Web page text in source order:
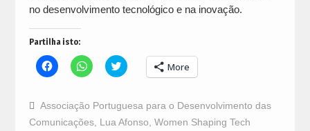
no desenvolvimento tecnológico e na inovação.
Partilha isto:
Click
to
Facebook
(Opens
in
new
Click
to
WhatsApp
(Opens
in
new
Click
to
(Opens
in
new
More
Associação Portuguesa para o Desenvolvimento das
Comunicações, Lua Afonso Women Shaping Tech